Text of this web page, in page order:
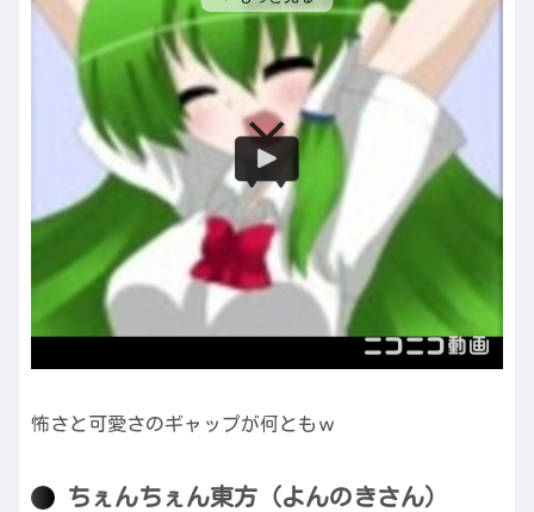
怖さと可愛さのギャップが何ともｗ
ちぇんちぇん東方（よんのきさん）